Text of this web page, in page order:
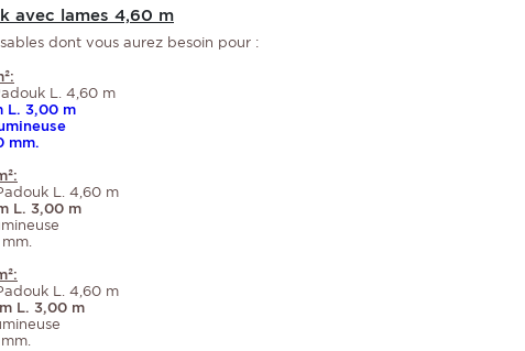
avec lames 4,60 m
dont vous aurez besoin pour :
L. 4,60 m
L. 3,00 m
mm.
L. 4,60 m
L. 3,00 m
L. 4,60 m
L. 3,00 m